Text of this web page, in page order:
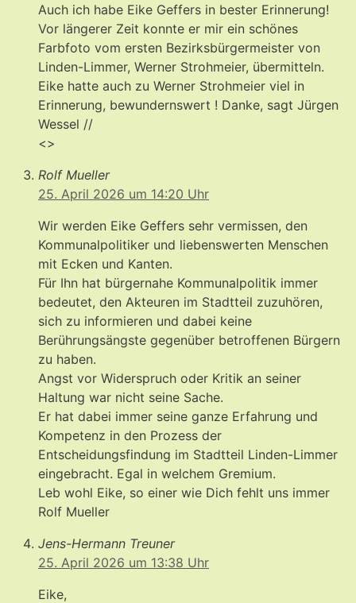
Auch ich habe Eike Geffers in bester Erinnerung!
Vor längerer Zeit konnte er mir ein schönes
Farbfoto vom ersten Bezirksbürgermeister von
Linden-Limmer, Werner Strohmeier, übermitteln.
Eike hatte auch zu Werner Strohmeier viel in
Erinnerung, bewundernswert ! Danke, sagt Jürgen
Wessel //
<>
Rolf Mueller
25. April 2026 um 14:20 Uhr
Wir werden Eike Geffers sehr vermissen, den
Kommunalpolitiker und liebenswerten Menschen
mit Ecken und Kanten.
Für Ihn hat bürgernahe Kommunalpolitik immer
bedeutet, den Akteuren im Stadtteil zuzuhören,
sich zu informieren und dabei keine
Berührungsängste gegenüber betroffenen Bürgern
zu haben.
Angst vor Widerspruch oder Kritik an seiner
Haltung war nicht seine Sache.
Er hat dabei immer seine ganze Erfahrung und
Kompetenz in den Prozess der
Entscheidungsfindung im Stadtteil Linden-Limmer
eingebracht. Egal in welchem Gremium.
Leb wohl Eike, so einer wie Dich fehlt uns immer
Rolf Mueller
Jens-Hermann Treuner
25. April 2026 um 13:38 Uhr
Eike,